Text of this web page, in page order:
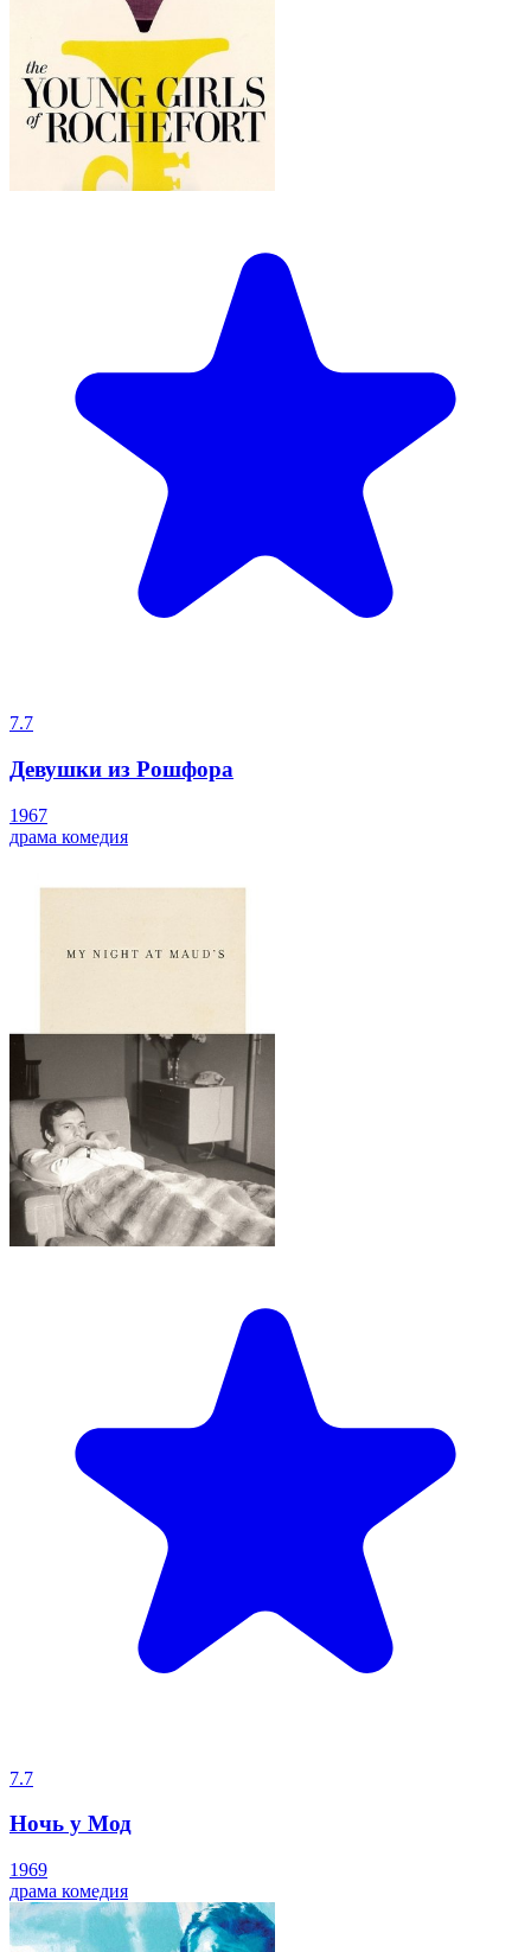
7.7
Девушки из Рошфора
1967
драма комедия
7.7
Ночь у Мод
1969
драма комедия